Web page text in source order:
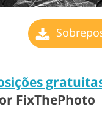
FixThePhoto